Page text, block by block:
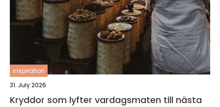
inspiration
31. July 2026
Kryddor som lyfter vardagsmaten till nästa